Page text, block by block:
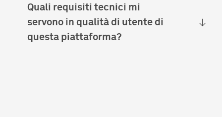
Quali requisiti tecnici mi
servono in qualità di utente di
questa piattaforma?